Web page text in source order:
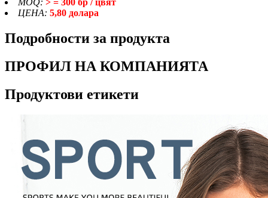
MOQ: > = 300 бр / цвят
ЦЕНА: 5,80 долара
Подробности за продукта
ПРОФИЛ НА КОМПАНИЯТА
Продуктови етикети